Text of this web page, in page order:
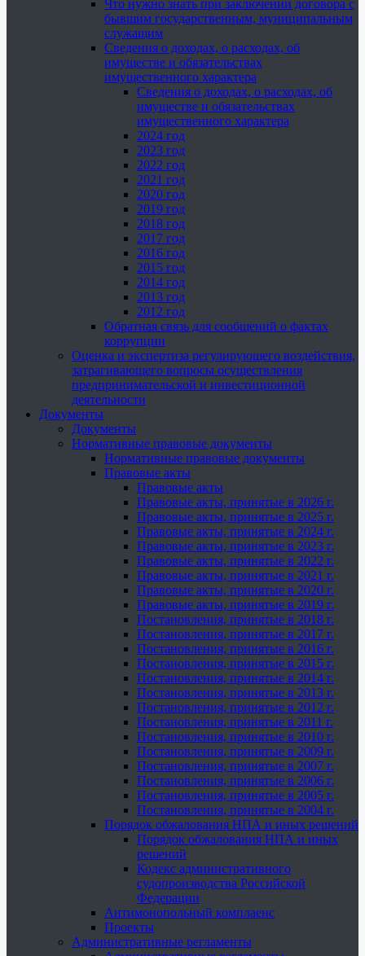
Что нужно знать при заключении договора с
бывшим государственным, муниципальным
служащим
Сведения о доходах, о расходах, об
имуществе и обязательствах
имущественного характера
Сведения о доходах, о расходах, об
имуществе и обязательствах
имущественного характера
2024 год
2023 год
2022 год
2021 год
2020 год
2019 год
2018 год
2017 год
2016 год
2015 год
2014 год
2013 год
2012 год
Обратная связь для сообщений о фактах
коррупции
Оценка и экспертиза регулирующего воздействия,
затрагивающего вопросы осуществления
предпринимательской и инвестиционной
деятельности
Документы
Документы
Нормативные правовые документы
Нормативные правовые документы
Правовые акты
Правовые акты
Правовые акты, принятые в 2026 г.
Правовые акты, принятые в 2025 г.
Правовые акты, принятые в 2024 г.
Правовые акты, принятые в 2023 г.
Правовые акты, принятые в 2022 г.
Правовые акты, принятые в 2021 г.
Правовые акты, принятые в 2020 г.
Правовые акты, принятые в 2019 г.
Постановления, принятые в 2018 г.
Постановления, принятые в 2017 г.
Постановления, принятые в 2016 г.
Постановления, принятые в 2015 г.
Постановления, принятые в 2014 г.
Постановления, принятые в 2013 г.
Постановления, принятые в 2012 г.
Постановления, принятые в 2011 г.
Постановления, принятые в 2010 г.
Постановления, принятые в 2009 г.
Постановления, принятые в 2007 г.
Постановления, принятые в 2006 г.
Постановления, принятые в 2005 г.
Постановления, принятые в 2004 г.
Порядок обжалования НПА и иных решений
Порядок обжалования НПА и иных
решений
Кодекс административного
судопроизводства Российской
Федерации
Антимонопольный комплаенс
Проекты
Административные регламенты